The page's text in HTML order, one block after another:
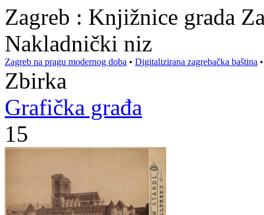
Zagreb : Knjižnice grada
Nakladnički niz
Zagreb na pragu modernog doba • Digitalizirana zagrebačka baština
Zbirka
Grafička građa
15